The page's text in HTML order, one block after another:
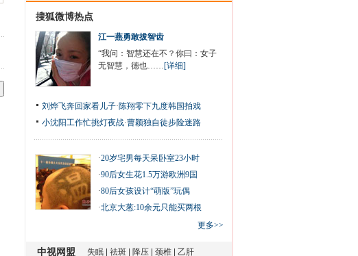
搜狐微博热点
江一燕勇敢拔智齿
“我问：智慧还在不？你曰：女子
无智慧，德也……[详细]
刘烨飞奔回家看儿子·陈翔零下九度韩国拍戏
小沈阳工作忙挑灯夜战·曹颖独自徒步险迷路
·20岁宅男每天呆卧室23小时
·90后女生花1.5万游欧洲9国
·80后女孩设计“萌版”玩偶
·北京大葱:10余元只能买两根
更多>>